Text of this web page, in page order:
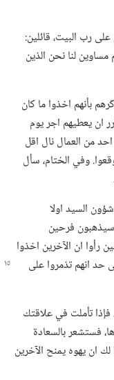
رب البيت،‏ قائلين:‏
لنا نحن الذين
بأنهم اخذوا ما كان
ان يعطيهم اجر يوم
من العمال نال اقل
وفي الختام،‏ سأل
السيد اولا
سيذهبون فرحين
رأوا ان الآخرين اخذوا
حد انهم تذمروا على
تأملت في علاقتك
فستشعر بالسعادة
ان يهوه يمنح الآخرين